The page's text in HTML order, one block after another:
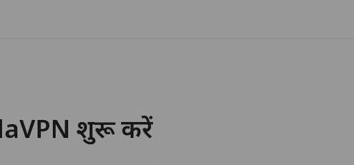
शुरू करें